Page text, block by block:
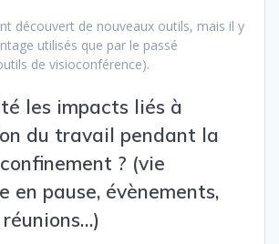
découvert de nouveaux outils, mais il y
utilisés que par le passé
de visioconférence).
les impacts liés à
du travail pendant la
? (vie
en pause, évènements,